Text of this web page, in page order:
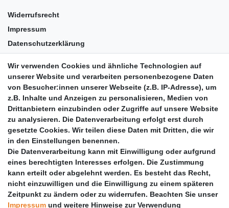
Widerrufsrecht
Impressum
Datenschutzerklärung
Barrierefreiheit
Anleitungen
Vertrag widerrufen
PARTNER
DHL
GLS
PaketPLUS
Wir verwenden Cookies und ähnliche Technologien auf
unserer Website und verarbeiten personenbezogene Daten
von Besucher:innen unserer Webseite (z.B. IP-Adresse), um
z.B. Inhalte und Anzeigen zu personalisieren, Medien von
Drittanbietern einzubinden oder Zugriffe auf unsere Website
zu analysieren. Die Datenverarbeitung erfolgt erst durch
gesetzte Cookies. Wir teilen diese Daten mit Dritten, die wir
in den Einstellungen benennen.
Die Datenverarbeitung kann mit Einwilligung oder aufgrund
eines berechtigten Interesses erfolgen. Die Zustimmung
kann erteilt oder abgelehnt werden. Es besteht das Recht,
nicht einzuwilligen und die Einwilligung zu einem späteren
Zeitpunkt zu ändern oder zu widerrufen. Beachten Sie unser
Impressum und weitere Hinweise zur Verwendung